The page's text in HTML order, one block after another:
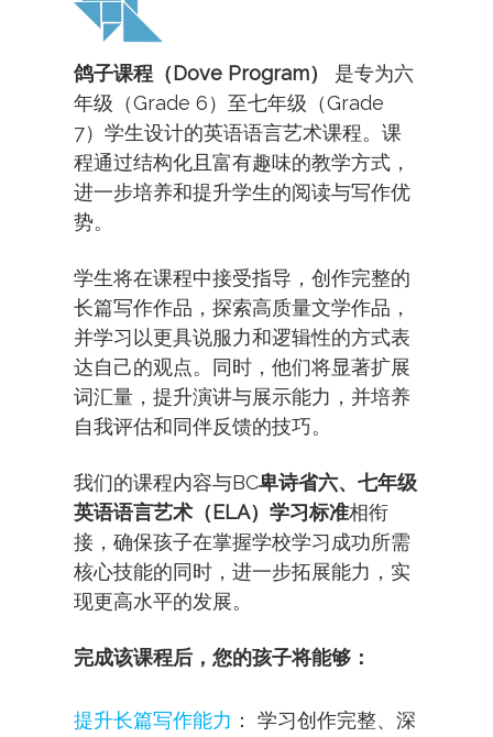
鸽子课程（Dove Program）
是专为六
年级（Grade 6）至七年级（Grade
7）学生设计的英语语言艺术课程。课
程通过结构化且富有趣味的教学方式，
进一步培养和提升学生的阅读与写作优
势。
学生将在课程中接受指导，创作完整的
长篇写作作品，探索高质量文学作品，
并学习以更具说服力和逻辑性的方式表
达自己的观点。同时，他们将显著扩展
词汇量，提升演讲与展示能力，并培养
自我评估和同伴反馈的技巧。
我们的课程内容与BC卑诗省六、七年级
英语语言艺术（ELA）学习标准相衔
接，确保孩子在掌握学校学习成功所需
核心技能的同时，进一步拓展能力，实
现更高水平的发展。
完成该课程后，您的孩子将能够：
提升长篇写作能力 ： 学习创作完整、深